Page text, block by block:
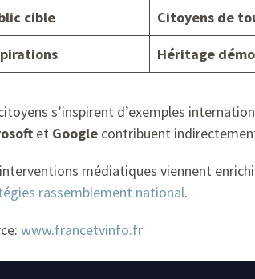
cible
Citoyens de
Héritage
s’inspirent d’exemples
et Google contribuent
médiatiques viennent
rassemblement national.
www.francetvinfo.fr